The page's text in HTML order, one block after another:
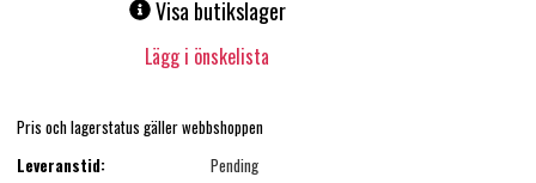
Visa butikslager
Lägg i önskelista
Pris och lagerstatus gäller webbshoppen
Leveranstid:
Pending